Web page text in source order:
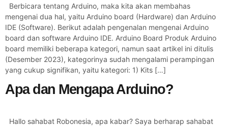
Berbicara tentang Arduino, maka kita akan membahas
mengenai dua hal, yaitu Arduino board (Hardware) dan Arduino
IDE (Software). Berikut adalah pengenalan mengenai Arduino
board dan software Arduino IDE. Arduino Board Produk Arduino
board memiliki beberapa kategori, namun saat artikel ini ditulis
(Desember 2023), kategorinya sudah mengalami perampingan
yang cukup signifikan, yaitu kategori: 1) Kits […]
Apa dan Mengapa Arduino?
Hallo sahabat Robonesia, apa kabar? Saya berharap sahabat